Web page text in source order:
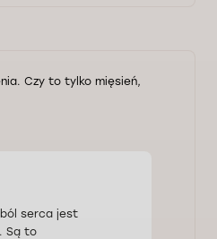
Czy to tylko mięsień,
serca jest
Są to